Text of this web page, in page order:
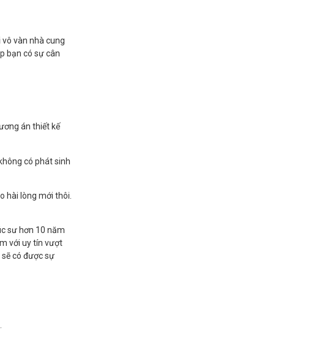
vàn nhà cung
bạn có sự cân
án thiết kế
có phát sinh
hài lòng mới thôi.
sư hơn 10 năm
với uy tín vượt
có được sự